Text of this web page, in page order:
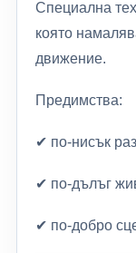
Специална
която
движение.
Предимства:
✔ по-нисък
✔ по-дълъг
✔ по-добро